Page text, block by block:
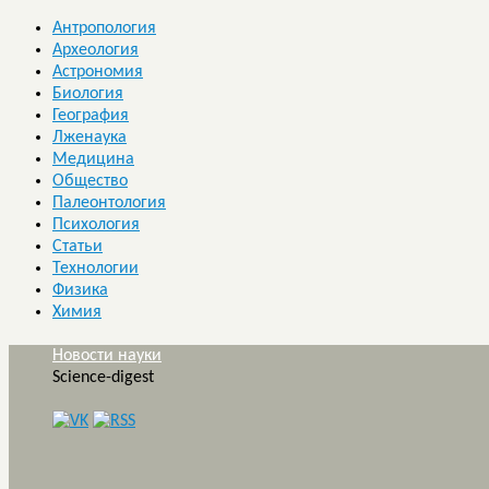
Антропология
Археология
Астрономия
Биология
География
Лженаука
Медицина
Общество
Палеонтология
Психология
Статьи
Технологии
Физика
Химия
Новости науки
Science-digest